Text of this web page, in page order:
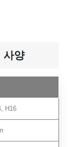
사양
H16